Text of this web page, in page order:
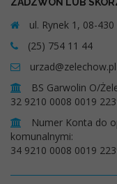
ul. Rynek 1, 08-
(25) 754 11 44
urzad@zelechow.pl
BS Garwolin O/
32 9210 0008 0019
Numer Konta do
komunalnymi:
34 9210 0008 0019